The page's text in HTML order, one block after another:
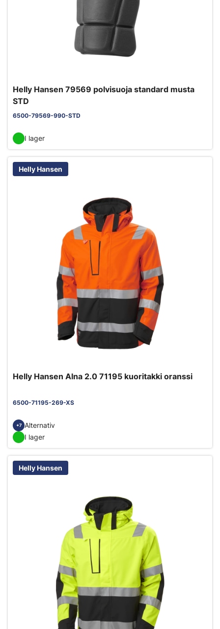
Helly Hansen 79569 polvisuoja standard musta
STD
6500-79569-990-STD
I lager
Helly Hansen
Helly Hansen Alna 2.0 71195 kuoritakki oranssi
6500-71195-269-XS
+7
Alternativ
I lager
Helly Hansen